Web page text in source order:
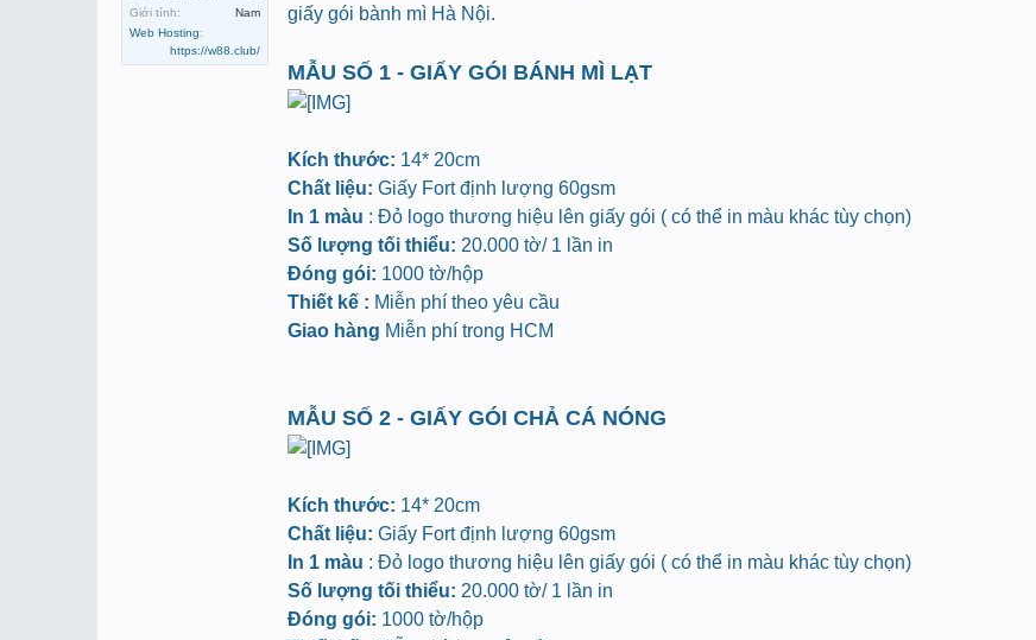
Giới tính:
Nam
Web Hosting:
https://w88.club/
giấy gói bành mì Hà Nội.
MẪU SỐ 1 - GIẤY GÓI BÁNH MÌ LẠT
Kích thước: 14* 20cm
Chất liệu: Giấy Fort định lượng 60gsm
In 1 màu : Đỏ logo thương hiệu lên giấy gói ( có thể in màu khác tùy chọn)
Số lượng tối thiểu: 20.000 tờ/ 1 lần in
Đóng gói: 1000 tờ/hộp
Thiết kế : Miễn phí theo yêu cầu
Giao hàng Miễn phí trong HCM
MẪU SỐ 2 - GIẤY GÓI CHẢ CÁ NÓNG
Kích thước: 14* 20cm
Chất liệu: Giấy Fort định lượng 60gsm
In 1 màu : Đỏ logo thương hiệu lên giấy gói ( có thể in màu khác tùy chọn)
Số lượng tối thiểu: 20.000 tờ/ 1 lần in
Đóng gói: 1000 tờ/hộp